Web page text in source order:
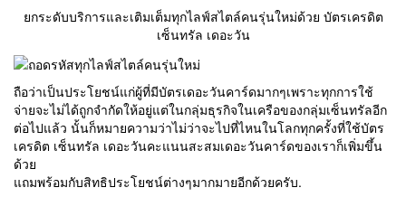
ยกระดับบริการและเติมเต็มทุกไลฟ์สไตล์คนรุ่นใหม่ด้วย บัตรเครดิต
เซ็นทรัล เดอะวัน
ถือว่าเป็นประโยชน์แก่ผู้ที่มีบัตรเดอะวันคาร์ดมากๆเพราะทุกการใช้
จ่ายจะไม่ได้ถูกจำกัดให้อยู่แต่ในกลุ่มธุรกิจในเครือของกลุ่มเซ็นทรัลอีก
ต่อไปแล้ว นั้นก็หมายความว่าไม่ว่าจะไปที่ไหนในโลกทุกครั้งที่ใช้บัตร
เครดิต เซ็นทรัล เดอะวันคะแนนสะสมเดอะวันคาร์ดของเราก็เพิ่มขึ้น
ด้วย
แถมพร้อมกับสิทธิประโยชน์ต่างๆมากมายอีกด้วยครับ.